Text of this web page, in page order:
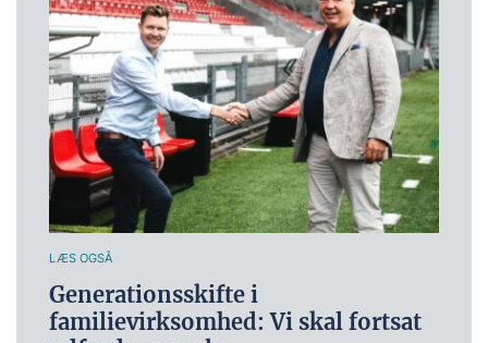
LÆS OGSÅ
Generationsskifte i
familievirksomhed: Vi skal fortsat